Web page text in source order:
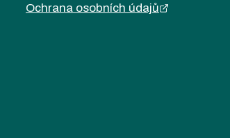
Ochrana osobních údajů